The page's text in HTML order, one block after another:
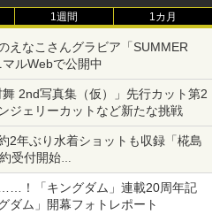
1週間 1カ月
えなこさんグラビア「SUMMER
ルWebで公開中
舞 2nd写真集（仮）」先行カット第2
ジェリーカットなど新たな挑戦
2年ぶり水着ショットも収録「椛島
受付開始
！「キングダム」連載20周年記
ダム」開幕フォトレポート